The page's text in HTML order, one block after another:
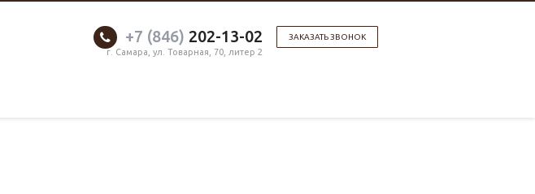
ЗАКАЗАТЬ ЗВОНОК
+7 (846) 202-13-02
г. Самара, ул. Товарная, 70, литер 2